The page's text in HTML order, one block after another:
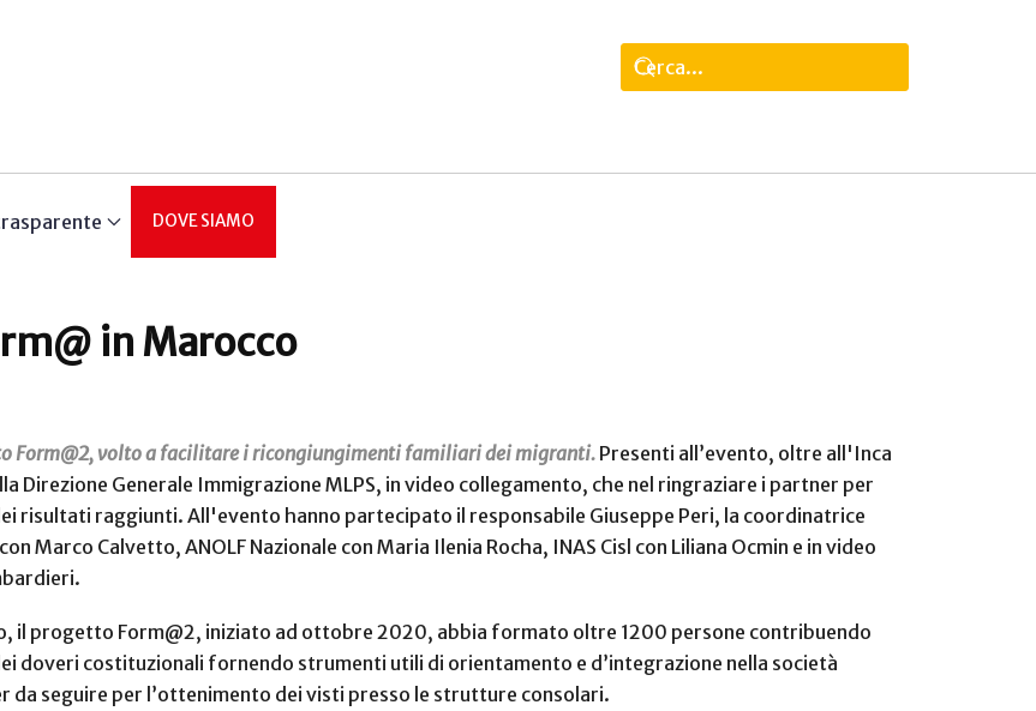
DOVE SIAMO
in Marocco
Form@2, volto a facilitare i ricongiungimenti familiari dei migranti. Presenti all’evento, oltre all'Inca
Direzione Generale Immigrazione MLPS, in video collegamento, che nel ringraziare i partner per
risultati raggiunti. All'evento hanno partecipato il responsabile Giuseppe Peri, la coordinatrice
Marco Calvetto, ANOLF Nazionale con Maria Ilenia Rocha, INAS Cisl con Liliana Ocmin e in video
il progetto Form@2, iniziato ad ottobre 2020, abbia formato oltre 1200 persone contribuendo
doveri costituzionali fornendo strumenti utili di orientamento e d’integrazione nella società
seguire per l’ottenimento dei visti presso le strutture consolari.